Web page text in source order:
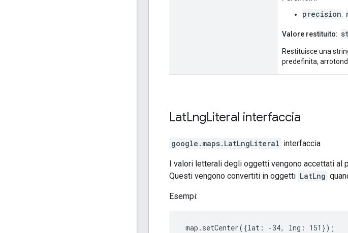
precision:
Valore restituito:
Restituisce una
predefinita,
LatLngLiteral interfaccia
google.maps. LatLngLiteral interfaccia
I valori letterali degli oggetti vengono accettati al
Questi vengono convertiti in oggetti LatLng
Esempi:
map.setCenter({lat: -34, lng: 151});